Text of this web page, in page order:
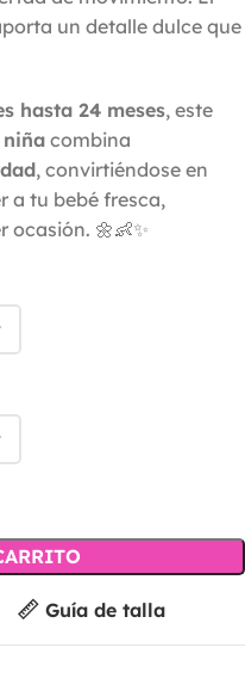
un detalle dulce que
hasta 24 meses, este
combina
, convirtiéndose en
a tu bebé fresca,
🌼👶✨
Guía de talla